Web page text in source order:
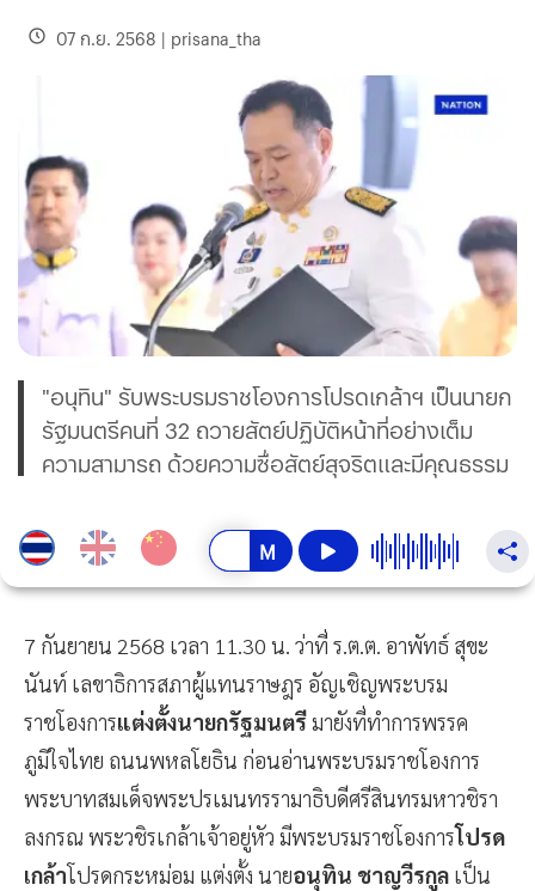
07 ก.ย. 2568 | prisana_tha
"อนุทิน" รับพระบรมราชโองการโปรดเกล้าฯ เป็นนายก
รัฐมนตรีคนที่ 32 ถวายสัตย์ปฏิบัติหน้าที่อย่างเต็ม
ความสามารถ ด้วยความซื่อสัตย์สุจริตและมีคุณธรรม
7 กันยายน 2568 เวลา 11.30 น. ว่าที่ ร.ต.ต. อาพัทธ์ สุขะ
นันท์ เลขาธิการสภาผู้แทนราษฎร อัญเชิญพระบรม
ราชโองการแต่งตั้งนายกรัฐมนตรีมายังที่ทำการพรรค
ภูมิใจไทย ถนนพหลโยธิน ก่อนอ่านพระบรมราชโองการ
พระบาทสมเด็จพระปรเมนทรรามาธิบดีศรีสินทรมหาวชิรา
ลงกรณ พระวชิรเกล้าเจ้าอยู่หัว มีพระบรมราชโองการโปรด
เกล้าโปรดกระหม่อม แต่งตั้ง นายอนุทิน ชาญวีรกูล เป็น